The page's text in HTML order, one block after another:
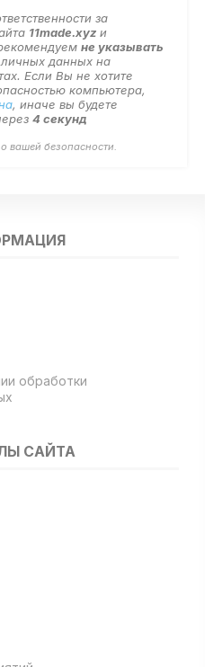
за
11made.xyzи
не указывать
личных данных на
Если Вы не хотите
компьютера,
, иначе вы будете
4 секунд
вашей безопасности.
обработки
САЙТА